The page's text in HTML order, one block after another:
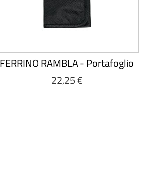
FERRINO RAMBLA - Portafoglio
22,25 €